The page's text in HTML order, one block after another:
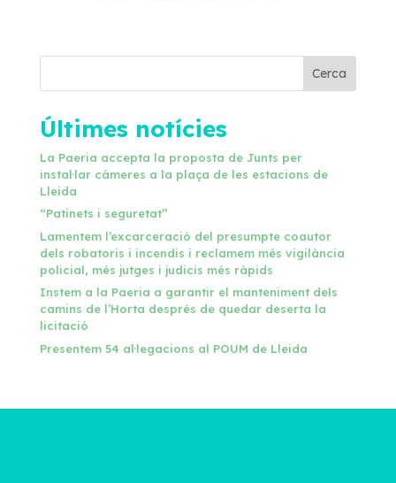
Cerca
Últimes notícies
La Paeria accepta la proposta de Junts per
instal·lar càmeres a la plaça de les estacions de
Lleida
“Patinets i seguretat”
Lamentem l’excarceració del presumpte coautor
dels robatoris i incendis i reclamem més vigilància
policial, més jutges i judicis més ràpids
Instem a la Paeria a garantir el manteniment dels
camins de l’Horta després de quedar deserta la
licitació
Presentem 54 al·legacions al POUM de Lleida